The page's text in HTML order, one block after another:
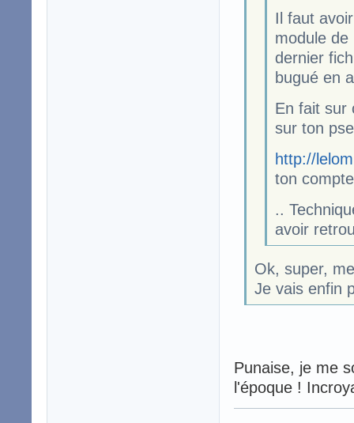
Il faut
module
dernier
bugué en
En fait sur
sur ton
http://
ton
..
avoir
Ok, super,
Je vais enfin
Punaise, je me
l'époque !